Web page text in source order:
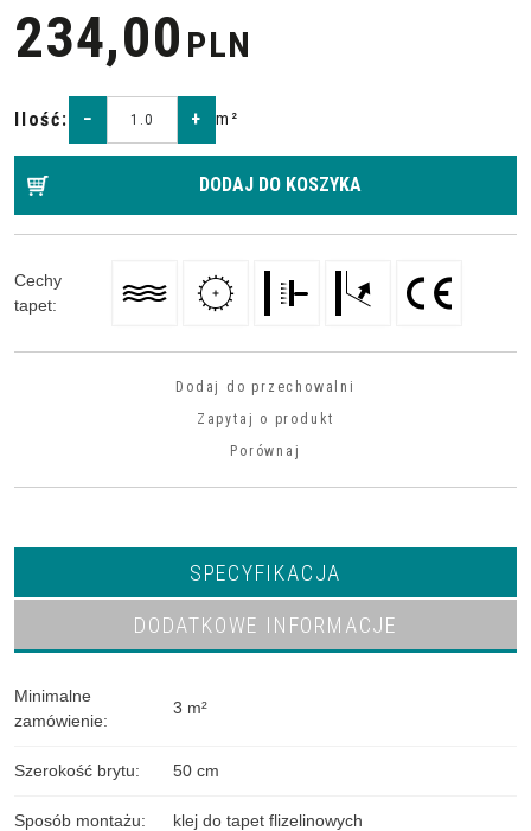
234,00 PLN
Ilość: − + m²
DODAJ DO KOSZYKA
Cechy
tapet:
Dodaj do przechowalni
Zapytaj o produkt
Porównaj
SPECYFIKACJA
DODATKOWE INFORMACJE
Minimalne
zamówienie:
3 m²
Szerokość brytu: 50 cm
Sposób montażu: klej do tapet flizelinowych